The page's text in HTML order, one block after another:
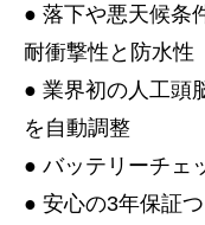
● 落下や悪天候条
耐衝撃性と防水性
● 業界初の人工頭
を自動調整
● バッテリーチェ
● 安心の3年保証つ